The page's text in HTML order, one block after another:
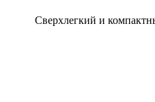
Сверхлегкий и